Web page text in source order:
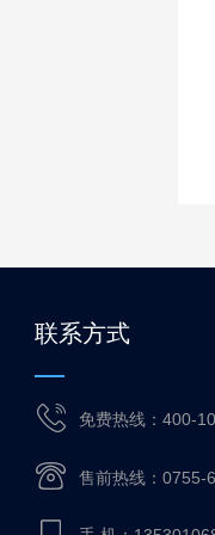
联系方式
免费热线：400-
售前热线：0755-